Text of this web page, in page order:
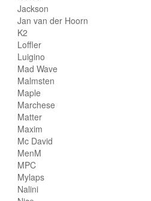
Jackson
Jan van der Hoorn
K2
Loffler
Luigino
Mad Wave
Malmsten
Maple
Marchese
Matter
Maxim
Mc David
MenM
MPC
Mylaps
Nalini